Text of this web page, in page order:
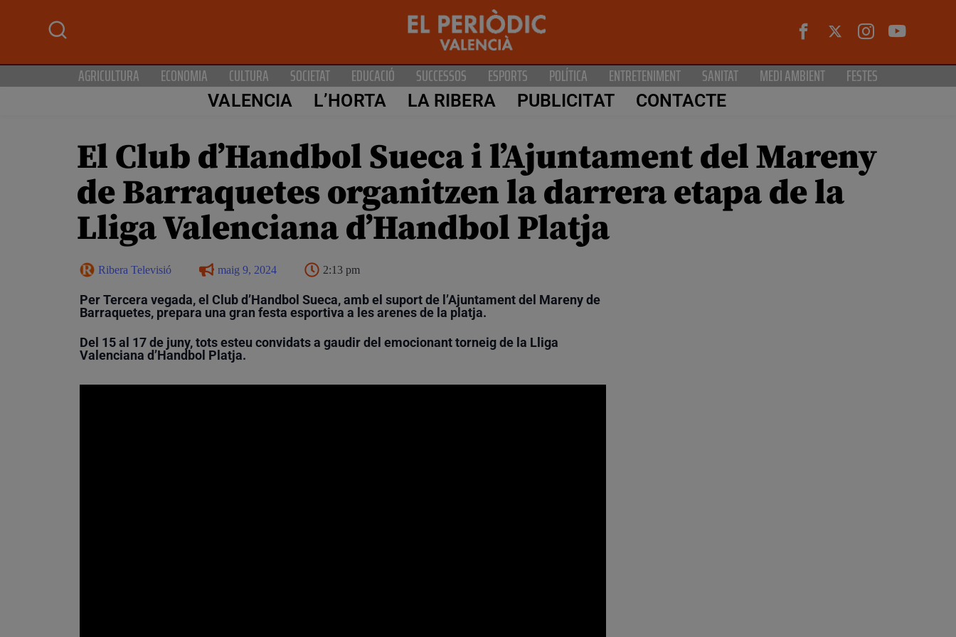
AGRICULTURA ECONOMIA CULTURA SOCIETAT EDUCACIÓ SUCCESSOS ESPORTS POLÍTICA ENTRETENIMENT SANITAT MEDI AMBIENT FESTES
VALENCIA L’HORTA LA RIBERA PUBLICITAT CONTACTE
El Club d’Handbol Sueca i l’Ajuntament del Mareny
de Barraquetes organitzen la darrera etapa de la
Lliga Valenciana d’Handbol Platja
Ribera Televisió maig 9, 2024 2:13 pm
Per Tercera vegada, el Club d’Handbol Sueca, amb el suport de l’Ajuntament del Mareny de
Barraquetes, prepara una gran festa esportiva a les arenes de la platja.
Del 15 al 17 de juny, tots esteu convidats a gaudir del emocionant torneig de la Lliga
Valenciana d’Handbol Platja.